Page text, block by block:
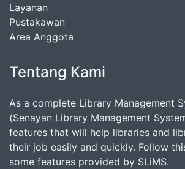
Layanan
Pustakawan
Area Anggota
Tentang Kami
As a complete Library Management
(Senayan Library Management
features that will help libraries and
their job easily and quickly. Follow
some features provided by SLiMS.